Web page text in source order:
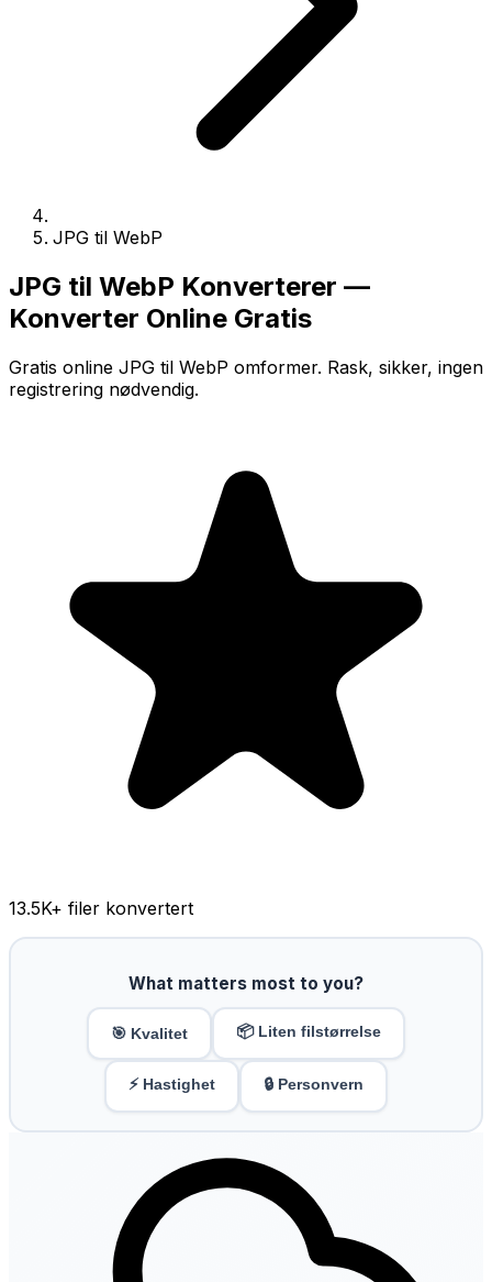
JPG til WebP
JPG til WebP Konverterer —
Konverter Online Gratis
Gratis online JPG til WebP omformer. Rask, sikker, ingen
registrering nødvendig.
13.5K+ filer konvertert
What matters most to you?
🎯 Kvalitet 📦 Liten filstørrelse
⚡ Hastighet 🔒 Personvern